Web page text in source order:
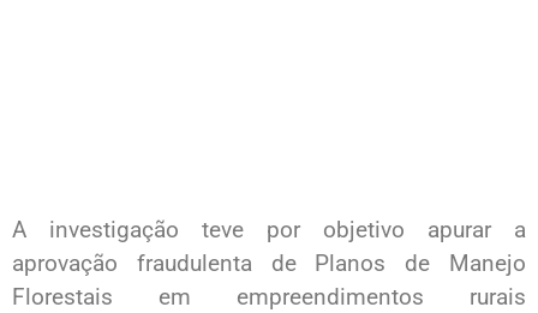
A investigação teve por objetivo apurar a
aprovação fraudulenta de Planos de Manejo
Florestais em empreendimentos rurais